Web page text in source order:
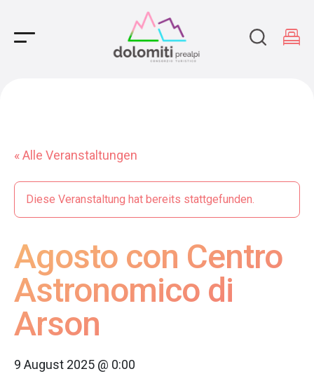
Main Navigation
« Alle Veranstaltungen
Diese Veranstaltung hat bereits stattgefunden.
Agosto con Centro
Astronomico di
Arson
9 August 2025 @ 0:00